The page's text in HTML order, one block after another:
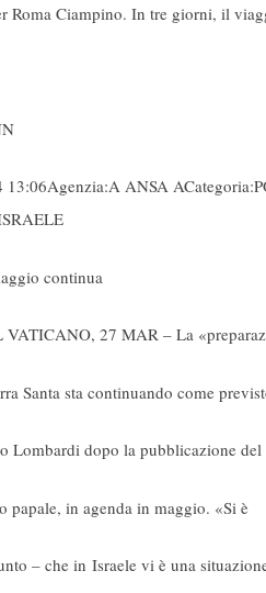
Roma Ciampino. In tre giorni, il
13:06Agenzia:A ANSA
continua
27 MAR – La
Santa sta continuando come
Lombardi dopo la pubblicazione del
papale, in agenda in maggio. «Si è
– che in Israele vi è una